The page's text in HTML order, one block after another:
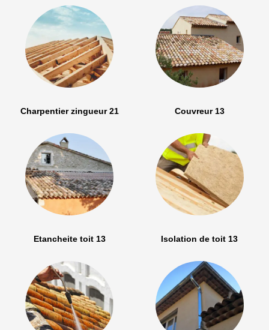
Charpentier zingueur 21 Couvreur 13
Etancheite toit 13 Isolation de toit 13